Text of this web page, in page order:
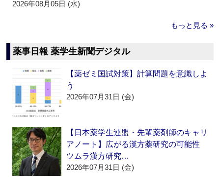
2026年08月05日 (水)
もっと見る »
薬事日報 薬学生新聞デジタル
【薬ゼミ国試対策】計算問題を意識しよ
う
2026年07月31日 (金)
【日本薬学生連盟・先輩薬剤師のキャリ
アノート】広がる漢方薬研究の可能性
ツムラ漢方研究…
2026年07月31日 (金)